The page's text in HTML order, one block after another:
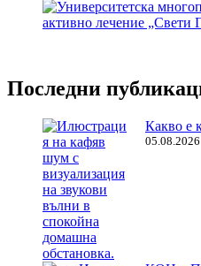
Последни
Какво е
05.08.2026